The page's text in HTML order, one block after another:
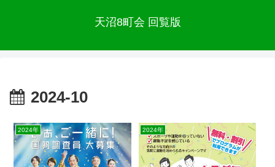
天沼8町会 回覧版
2024-10
2024年 2024年